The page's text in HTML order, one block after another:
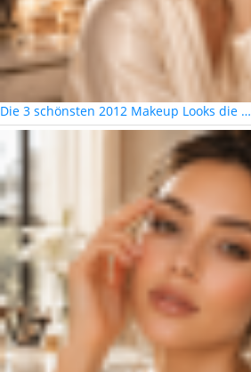
Die 3 schönsten 2012 Makeup Looks die …